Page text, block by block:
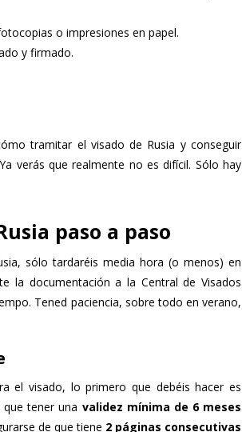
o impresiones en papel.
y firmado.
tramitar el visado de Rusia y conseguir
verás que realmente no es difícil. Sólo hay
paso a paso
sólo tardaréis media hora (o menos) en
la documentación a la Central de Visados
Tened paciencia, sobre todo en verano,
el visado, lo primero que debéis hacer es
tener una validez mínima de 6 meses
de que tiene 2 páginas consecutivas